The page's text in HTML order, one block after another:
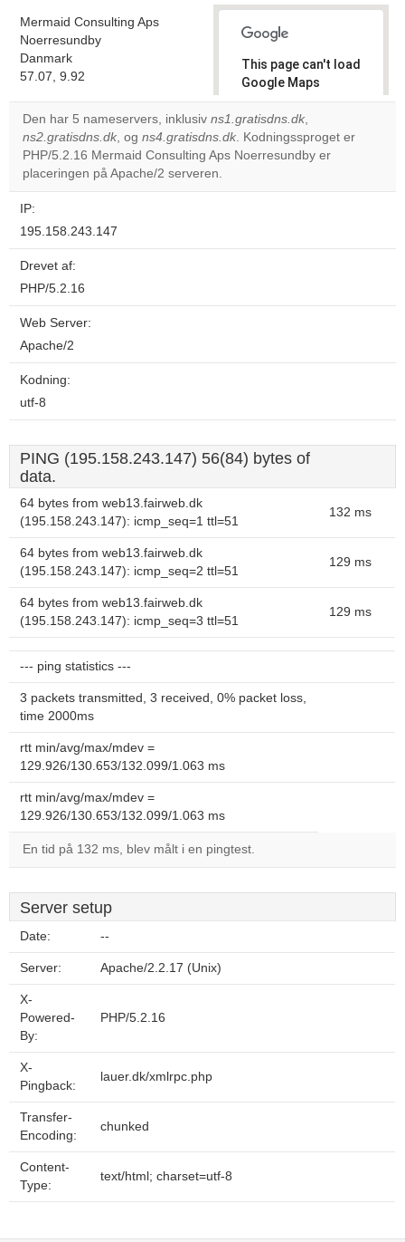
Mermaid Consulting Aps
Noerresundby
Danmark
57.07, 9.92
This page can't load
Google Maps
correctly.
Do you
own this
Den har 5 nameservers, inklusiv ns1.gratisdns.dk,
ns2.gratisdns.dk, og ns4.gratisdns.dk. Kodningssproget er
PHP/5.2.16 Mermaid Consulting Aps Noerresundby er
placeringen på Apache/2 serveren.
IP:
195.158.243.147
Drevet af:
PHP/5.2.16
Web Server:
Apache/2
Kodning:
utf-8
PING (195.158.243.147) 56(84) bytes of
data.
64 bytes from web13.fairweb.dk
(195.158.243.147): icmp_seq=1 ttl=51
132 ms
64 bytes from web13.fairweb.dk
(195.158.243.147): icmp_seq=2 ttl=51
129 ms
64 bytes from web13.fairweb.dk
(195.158.243.147): icmp_seq=3 ttl=51
129 ms
--- ping statistics ---
3 packets transmitted, 3 received, 0% packet loss,
time 2000ms
rtt min/avg/max/mdev =
129.926/130.653/132.099/1.063 ms
rtt min/avg/max/mdev =
129.926/130.653/132.099/1.063 ms
En tid på 132 ms, blev målt i en pingtest.
Server setup
Date: --
Server: Apache/2.2.17 (Unix)
X-
Powered-
By:
PHP/5.2.16
X-
Pingback:
lauer.dk/xmlrpc.php
Transfer-
Encoding:
chunked
Content-
Type:
text/html; charset=utf-8